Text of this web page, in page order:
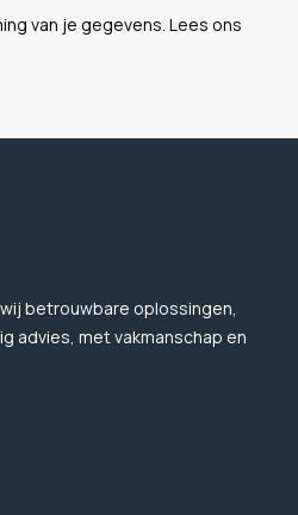
van je gegevens. Lees ons
betrouwbare oplossingen,
advies, met vakmanschap en